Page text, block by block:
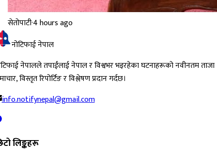
सेतोपाटी·4 hours ago
नोटिफाई नेपाल
नेपालले तपाईंलाई नेपाल र विश्वभर भइरहेका घटनाहरूको नवीनतम ताजा
विस्तृत रिपोर्टिङ र विश्लेषण प्रदान गर्दछ।
info.notifynepal@gmail.com
लिङ्कहरू